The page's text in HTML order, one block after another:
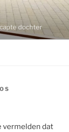
dochter
vermelden dat